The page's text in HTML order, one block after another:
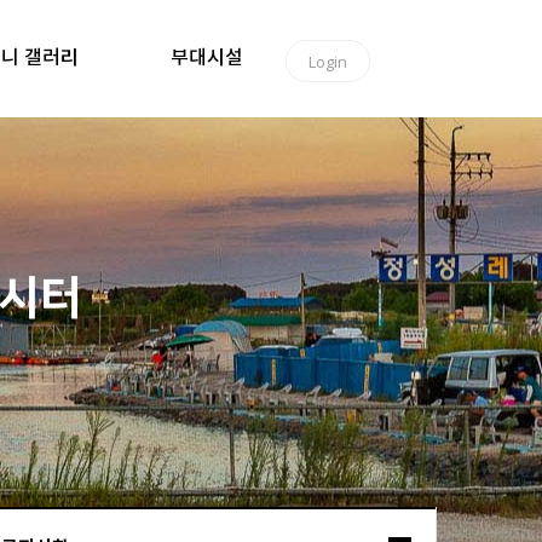
갤러리 부대시설 Login
터